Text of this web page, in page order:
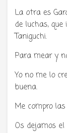
La otra es
de luchas,
Taniguchi.
Para mear y
Yo no me lo
buena.
Me compro las
Os dejamos